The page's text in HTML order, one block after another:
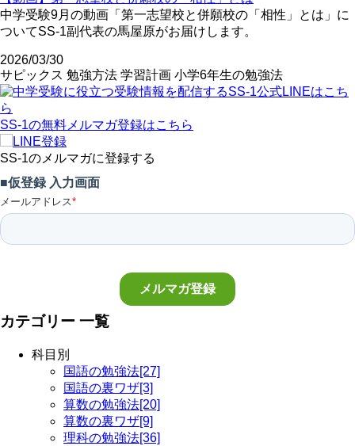
中学受験9月の動画「第一志望校と併願校の「相性」とは」に
ついてSS-1副代表の馬屋原がお届けします。
2026/03/30
サピックス 勉強方法 学習計画 小学6年生の勉強法
SS-1の無料メルマガ登録はこちら
SS-1のメルマガに登録する
カテゴリー 一覧
科目別
国語の勉強法[27]
国語の裏ワザ[3]
算数の勉強法[20]
算数の裏ワザ[9]
理科の勉強法[36]